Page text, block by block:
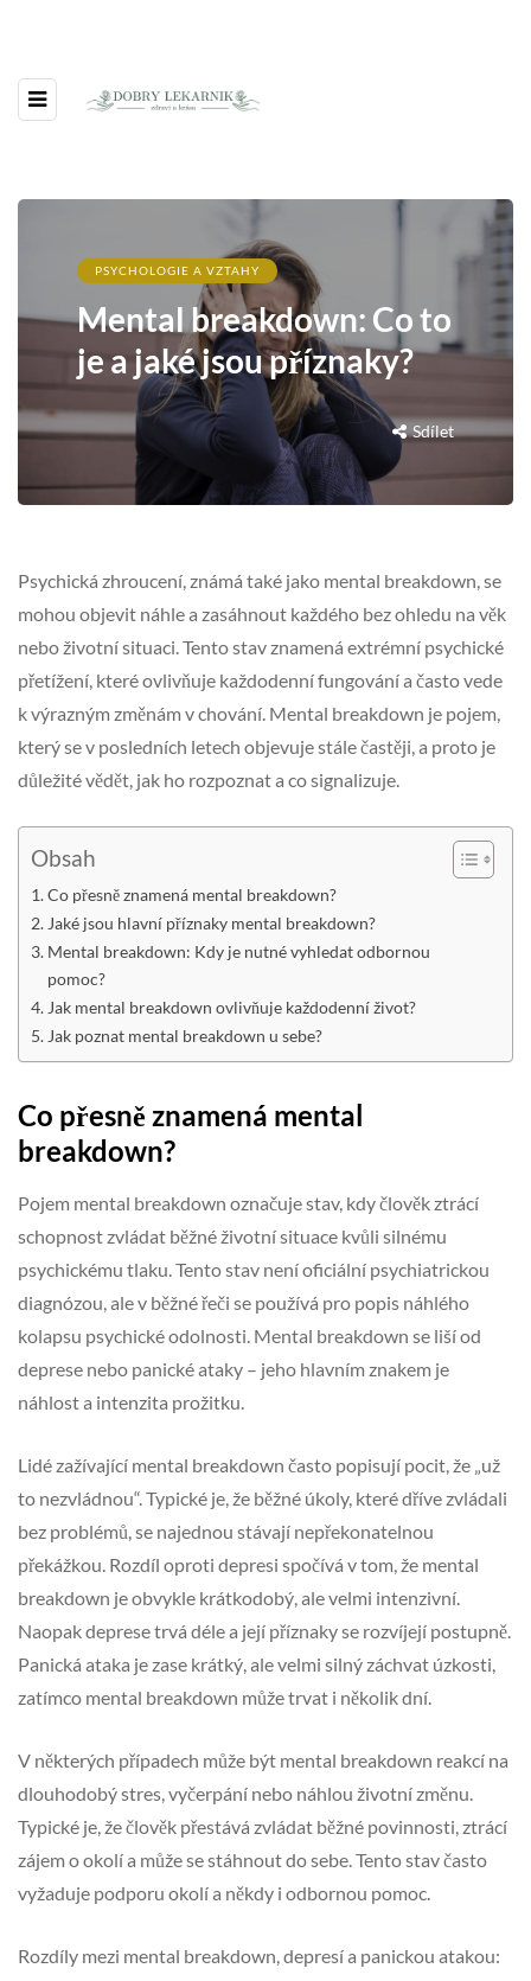
PSYCHOLOGIE A VZTAHY
Mental breakdown: Co to
je a jaké jsou příznaky?
Sdílet
Psychická zhroucení, známá také jako mental breakdown, se
mohou objevit náhle a zasáhnout každého bez ohledu na věk
nebo životní situaci. Tento stav znamená extrémní psychické
přetížení, které ovlivňuje každodenní fungování a často vede
k výrazným změnám v chování. Mental breakdown je pojem,
který se v posledních letech objevuje stále častěji, a proto je
důležité vědět, jak ho rozpoznat a co signalizuje.
Obsah
Co přesně znamená mental breakdown?
Jaké jsou hlavní příznaky mental breakdown?
Mental breakdown: Kdy je nutné vyhledat odbornou
pomoc?
Jak mental breakdown ovlivňuje každodenní život?
Jak poznat mental breakdown u sebe?
Co přesně znamená mental
breakdown?
Pojem mental breakdown označuje stav, kdy člověk ztrácí
schopnost zvládat běžné životní situace kvůli silnému
psychickému tlaku. Tento stav není oficiální psychiatrickou
diagnózou, ale v běžné řeči se používá pro popis náhlého
kolapsu psychické odolnosti. Mental breakdown se liší od
deprese nebo panické ataky – jeho hlavním znakem je
náhlost a intenzita prožitku.
Lidé zažívající mental breakdown často popisují pocit, že „už
to nezvládnou“. Typické je, že běžné úkoly, které dříve zvládali
bez problémů, se najednou stávají nepřekonatelnou
překážkou. Rozdíl oproti depresi spočívá v tom, že mental
breakdown je obvykle krátkodobý, ale velmi intenzivní.
Naopak deprese trvá déle a její příznaky se rozvíjejí postupně.
Panická ataka je zase krátký, ale velmi silný záchvat úzkosti,
zatímco mental breakdown může trvat i několik dní.
V některých případech může být mental breakdown reakcí na
dlouhodobý stres, vyčerpání nebo náhlou životní změnu.
Typické je, že člověk přestává zvládat běžné povinnosti, ztrácí
zájem o okolí a může se stáhnout do sebe. Tento stav často
vyžaduje podporu okolí a někdy i odbornou pomoc.
Rozdíly mezi mental breakdown, depresí a panickou atakou: